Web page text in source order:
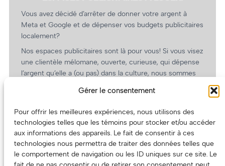
Gérer le consentement
Pour offrir les meilleures expériences, nous utilisons des
technologies telles que les témoins pour stocker et/ou accéder
aux informations des appareils. Le fait de consentir à ces
technologies nous permettra de traiter des données telles que
le comportement de navigation ou les ID uniques sur ce site. Le
Vous avez décidé d’arrêter de donner votre argent à
Meta et Google et de dépenser vos budgets publicitaires
localement?
Nos espaces publicitaires sont là pour vous! Si vous visez
une clientèle mélomane, ouverte, curieuse, qui dépense
l’argent qu’elle a (ou pas) dans la culture, nous sommes
revient.
(Oui, on va avoir des tarifs spéciaux pour vous, les
artistes!)